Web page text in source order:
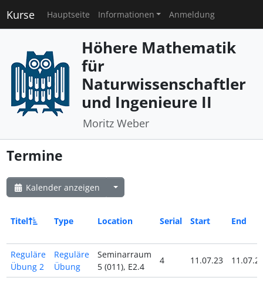
Kurse Hauptseite Informationen Anmeldung
Höhere Mathematik
für
Naturwissenschaftler
und Ingenieure II
Moritz Weber
Termine
Kalender anzeigen
Titel Type Location Serial Start End
Reguläre
Übung 2
Reguläre
Übung
Seminarraum
5 (011), E2.4
4 11.07.23